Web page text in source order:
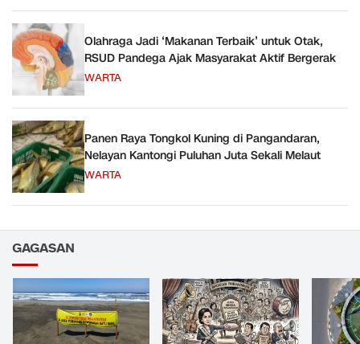
Olahraga Jadi ‘Makanan Terbaik’ untuk Otak,
RSUD Pandega Ajak Masyarakat Aktif Bergerak
WARTA
Panen Raya Tongkol Kuning di Pangandaran,
Nelayan Kantongi Puluhan Juta Sekali Melaut
WARTA
GAGASAN